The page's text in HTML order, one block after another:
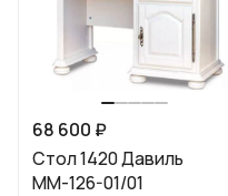
68 600 ₽
Стол 1420 Давиль
ММ-126-01/01